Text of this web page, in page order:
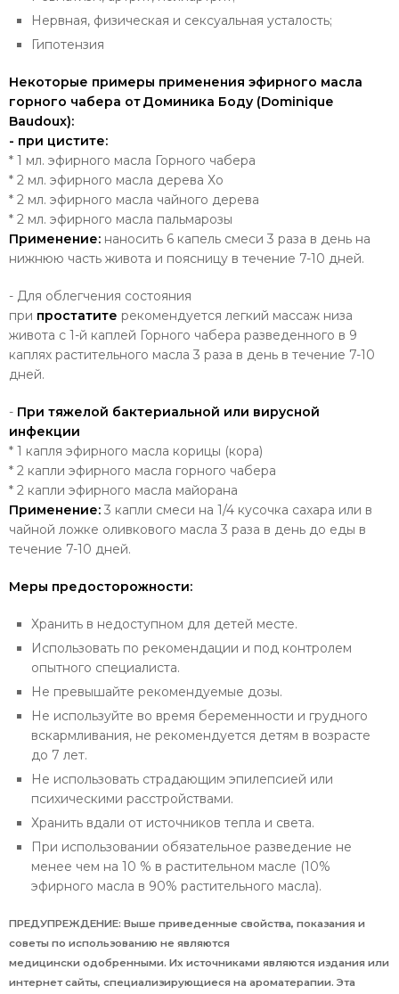
Нервная, физическая и сексуальная усталость;
Гипотензия
Некоторые примеры применения эфирного масла
горного чабера от Доминика Боду (Dominique
Baudoux):
- при цистите:
* 1 мл. эфирного масла Горного чабера
* 2 мл. эфирного масла дерева Хо
* 2 мл. эфирного масла чайного дерева
* 2 мл. эфирного масла пальмарозы
Применение: наносить 6 капель смеси 3 раза в день на
нижнюю часть живота и поясницу в течение 7-10 дней.
- Для облегчения состояния
при простатите рекомендуется легкий массаж низа
живота с 1-й каплей Горного чабера разведенного в 9
каплях растительного масла 3 раза в день в течение 7-10
дней.
- При тяжелой бактериальной или вирусной
инфекции
* 1 капля эфирного масла корицы (кора)
* 2 капли эфирного масла горного чабера
* 2 капли эфирного масла майорана
Применение: 3 капли смеси на 1/4 кусочка сахара или в
чайной ложке оливкового масла 3 раза в день до еды в
течение 7-10 дней.
Меры предосторожности:
Хранить в недоступном для детей месте.
Использовать по рекомендации и под контролем
опытного специалиста.
Не превышайте рекомендуемые дозы.
Не используйте во время беременности и грудного
вскармливания, не рекомендуется детям в возрасте
до 7 лет.
Не использовать страдающим эпилепсией или
психическими расстройствами.
Хранить вдали от источников тепла и света.
При использовании обязательное разведение не
менее чем на 10 % в растительном масле (10%
эфирного масла в 90% растительного масла).
ПРЕДУПРЕЖДЕНИЕ: Выше приведенные свойства, показания и
советы по использованию не являются
медицински одобренными. Их источниками являются издания или
интернет сайты, специализирующиеся на ароматерапии. Эта